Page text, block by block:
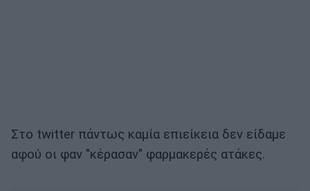
Στο twitter πάντως καμία επιείκεια δεν είδαμε
αφού οι φαν "κέρασαν" φαρμακερές ατάκες.